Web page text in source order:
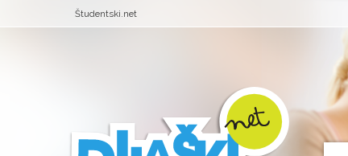
Študentski.net